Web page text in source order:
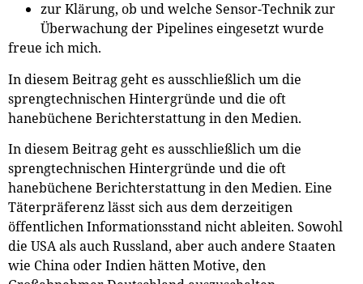
zur Klärung, ob und welche Sensor-Technik zur
Überwachung der Pipelines eingesetzt wurde
freue ich mich.
In diesem Beitrag geht es ausschließlich um die
sprengtechnischen Hintergründe und die oft
hanebüchene Berichterstattung in den Medien.
In diesem Beitrag geht es ausschließlich um die
sprengtechnischen Hintergründe und die oft
hanebüchene Berichterstattung in den Medien. Eine
Täterpräferenz lässt sich aus dem derzeitigen
öffentlichen Informationsstand nicht ableiten. Sowohl
die USA als auch Russland, aber auch andere Staaten
wie China oder Indien hätten Motive, den